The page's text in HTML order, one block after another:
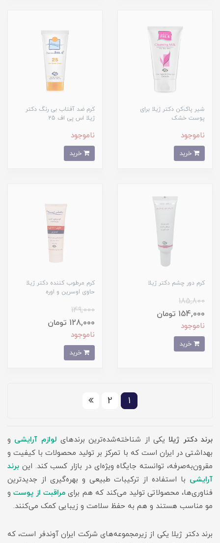
شیر پاک‌کن دکتر ژیلا برای
پوست خشک
ناموجود
کرم ضد آفتاب بی رنگ دکتر
ژیلا اس پی اف 25
ناموجود
کرم دور چشم دکتر ژیلا
185,800
154,000 تومان
ناموجود
کرم مرطوب کننده دکتر ژیلا
حاوی اوسرین و اوره
149,000
128,000 تومان
ناموجود
1
2
برند دکتر ژیلا یکی از شناخته‌شده‌ترین برندهای لوازم آرایشی و
بهداشتی در ایران است که با تمرکز بر تولید محصولات با کیفیت و
مقرون‌به‌صرفه، توانسته جایگاه ویژه‌ای در بازار کسب کند. این برند
آرایشی با استفاده از ترکیبات طبیعی و بهره‌گیری از جدیدترین
فناوری‌ها، محصولاتی تولید می‌کند که هم برای مراقبت از پوستو
مو مناسب هستند و هم به حفظ سلامت و زیبایی کمک می‌کنند.
برند دکتر ژیلا یکی از زیرمجموعه‌های شرکت ایران آوندفر است، که